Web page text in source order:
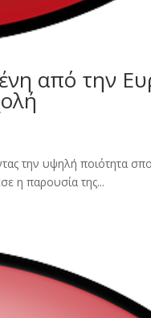
από την
την υψηλή ποιότητα
η παρουσία της...